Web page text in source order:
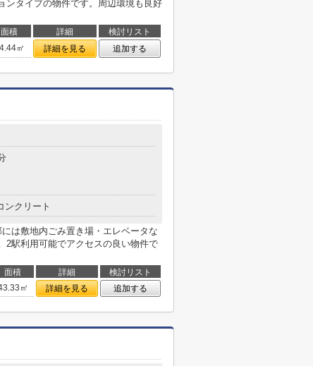
ンタイプの物件です。周辺環境も良好
面積 詳細
検討リスト
㎡ 詳細を見る 追加する
ンクリート
は敷地内ごみ置き場・エレベータな
2駅利用可能でアクセスの良い物件で
面積 詳細
検討リスト
㎡ 詳細を見る 追加する